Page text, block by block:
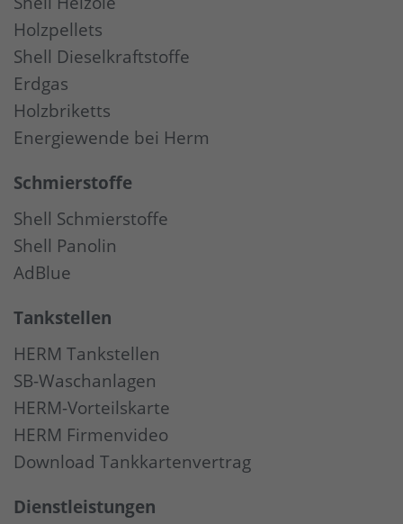
Holzpellets
Shell Dieselkraftstoffe
Erdgas
Holzbriketts
Energiewende bei Herm
Schmierstoffe
Shell Schmierstoffe
Shell Panolin
AdBlue
Tankstellen
HERM Tankstellen
SB-Waschanlagen
HERM-Vorteilskarte
HERM Firmenvideo
Download Tankkartenvertrag
Dienstleistungen